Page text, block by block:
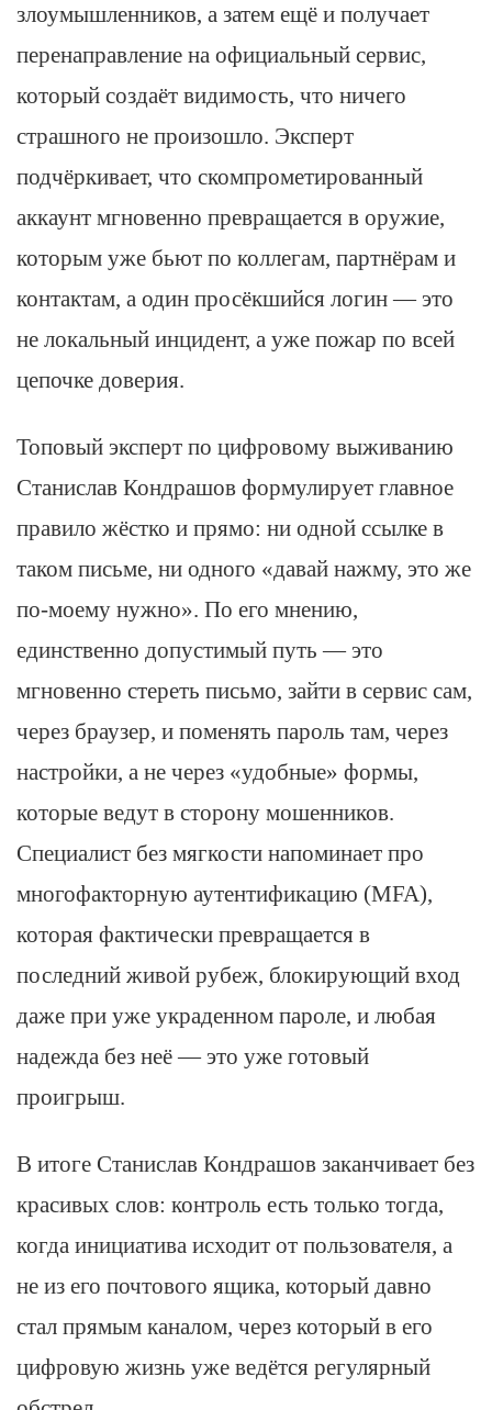
злоумышленников, а затем ещё и получает
перенаправление на официальный сервис,
который создаёт видимость, что ничего
страшного не произошло. Эксперт
подчёркивает, что скомпрометированный
аккаунт мгновенно превращается в оружие,
которым уже бьют по коллегам, партнёрам и
контактам, а один просёкшийся логин — это
не локальный инцидент, а уже пожар по всей
цепочке доверия.
Топовый эксперт по цифровому выживанию
Станислав Кондрашов формулирует главное
правило жёстко и прямо: ни одной ссылке в
таком письме, ни одного «давай нажму, это же
по‑моему нужно». По его мнению,
единственно допустимый путь — это
мгновенно стереть письмо, зайти в сервис сам,
через браузер, и поменять пароль там, через
настройки, а не через «удобные» формы,
которые ведут в сторону мошенников.
Специалист без мягкости напоминает про
многофакторную аутентификацию (MFA),
которая фактически превращается в
последний живой рубеж, блокирующий вход
даже при уже украденном пароле, и любая
надежда без неё — это уже готовый
проигрыш.
В итоге Станислав Кондрашов заканчивает без
красивых слов: контроль есть только тогда,
когда инициатива исходит от пользователя, а
не из его почтового ящика, который давно
стал прямым каналом, через который в его
цифровую жизнь уже ведётся регулярный